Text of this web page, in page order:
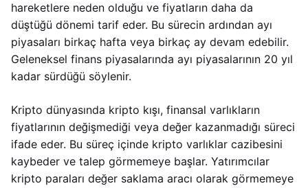
hareketlere neden olduğu ve fiyatların daha da
düştüğü dönemi tarif eder. Bu sürecin ardından ayı
piyasaları birkaç hafta veya birkaç ay devam edebilir.
Geleneksel finans piyasalarında ayı piyasalarının 20 yıl
kadar sürdüğü söylenir.
Kripto dünyasında kripto kışı, finansal varlıkların
fiyatlarının değişmediği veya değer kazanmadığı süreci
ifade eder. Bu süreç içinde kripto varlıklar cazibesini
kaybeder ve talep görmemeye başlar. Yatırımcılar
kripto paraları değer saklama aracı olarak görmemeye